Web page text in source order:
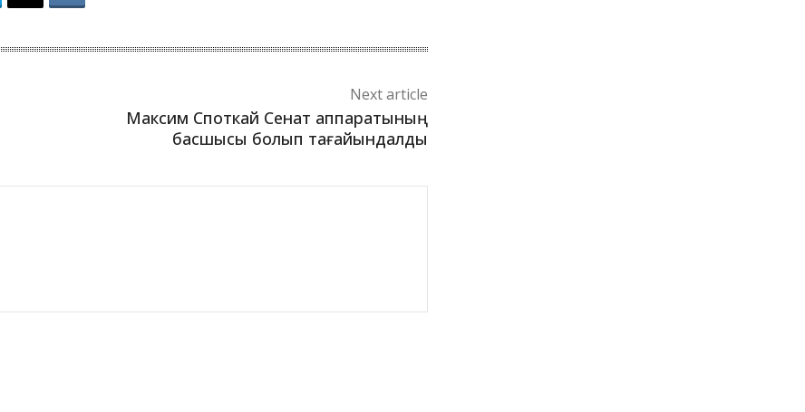
Next article
Максим Споткай Сенат аппаратының
басшысы болып тағайындалды